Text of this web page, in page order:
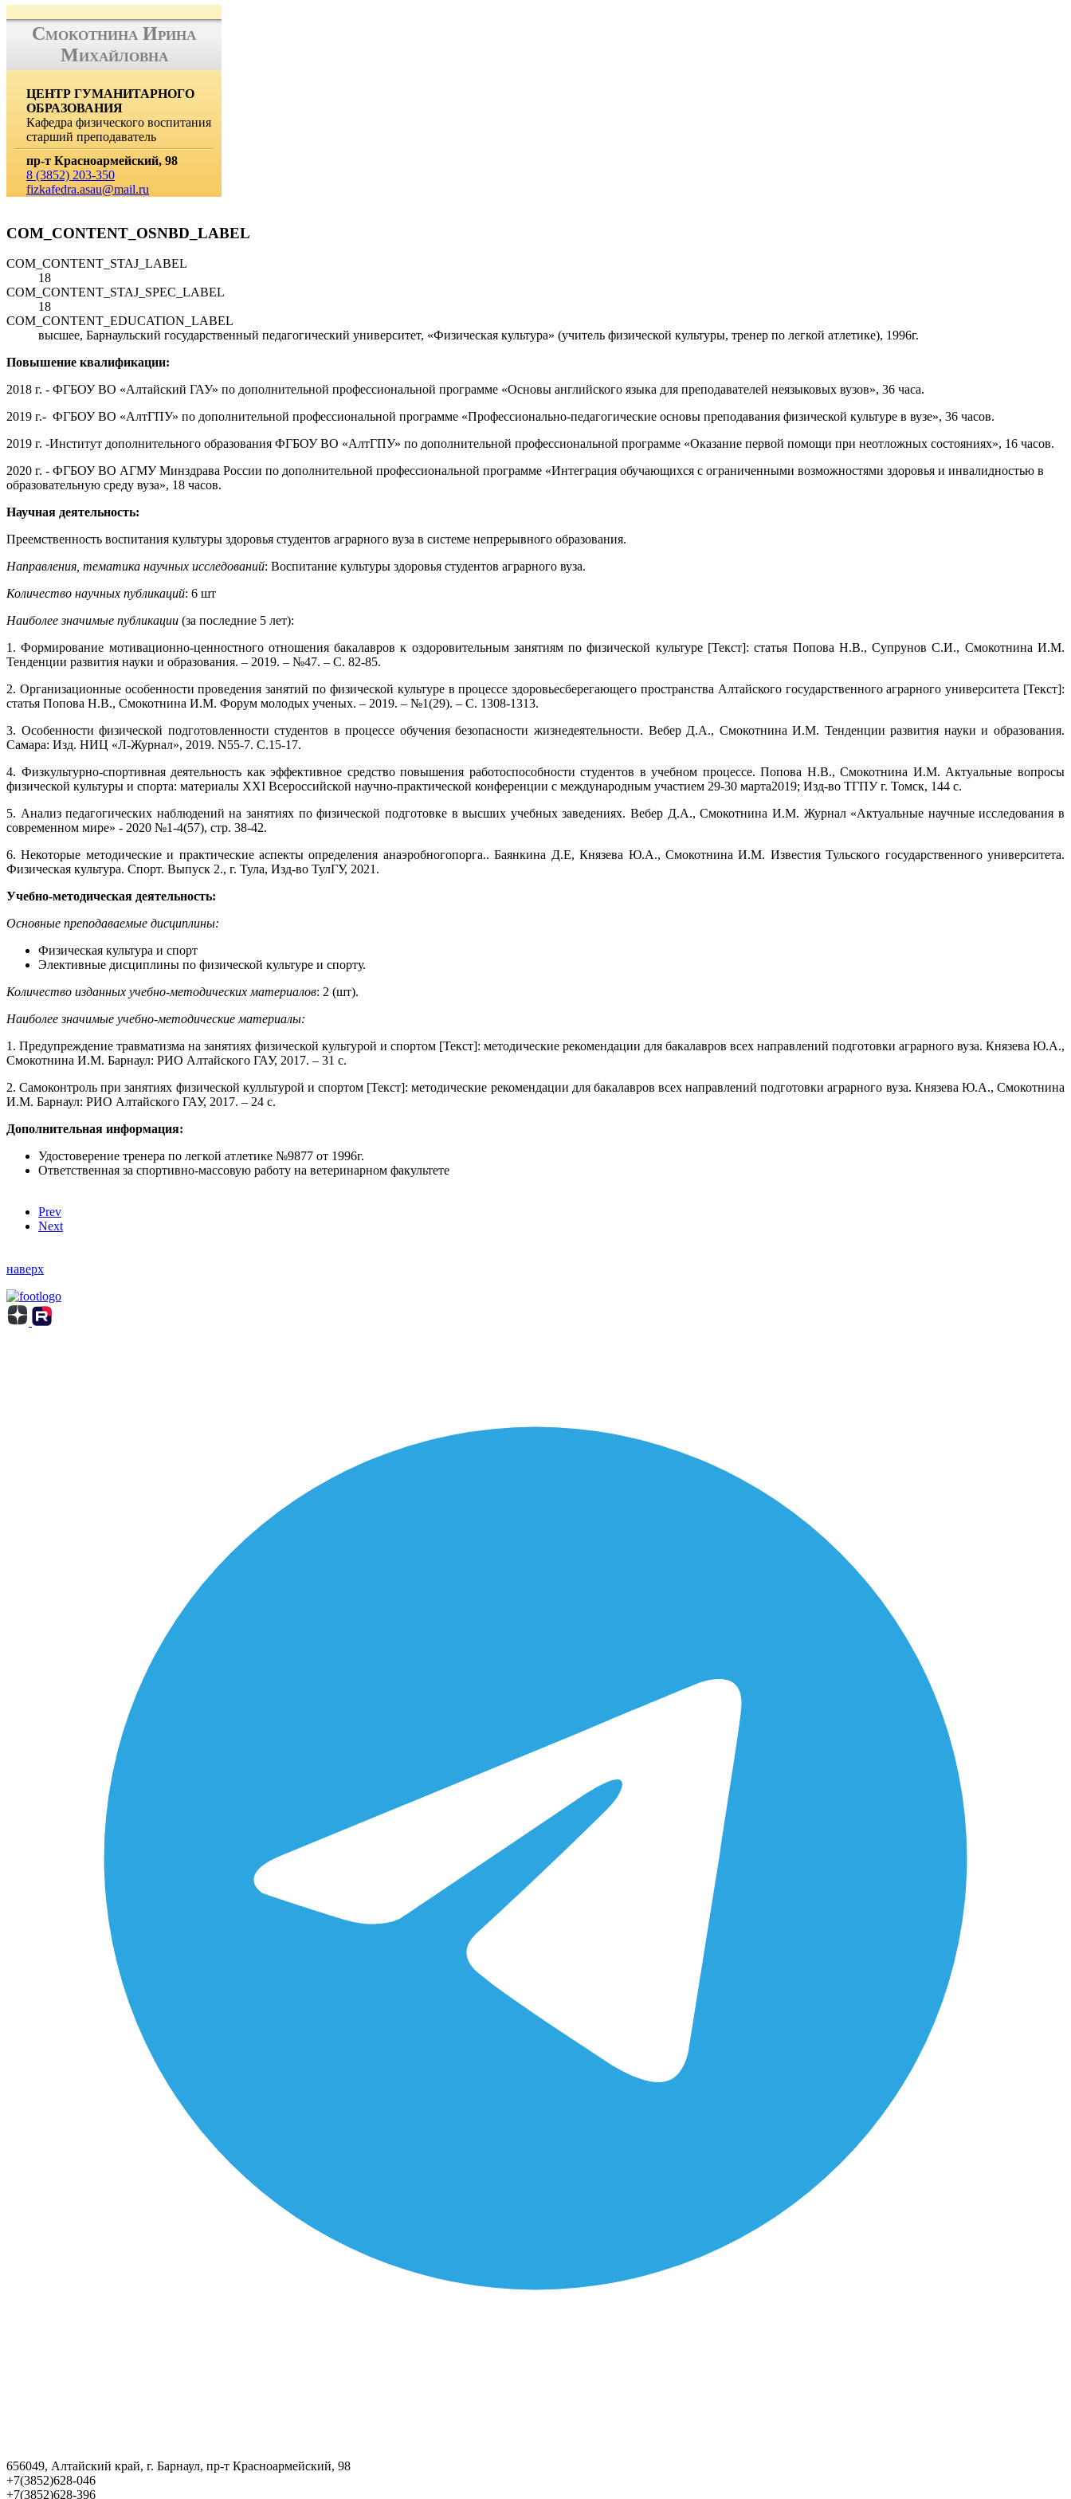
Смокотнина Ирина
Михайловна
ЦЕНТР ГУМАНИТАРНОГО
ОБРАЗОВАНИЯ
Кафедра физического воспитания
старший преподаватель
пр-т Красноармейский, 98
8 (3852) 203-350
fizkafedra.asau@mail.ru
COM_CONTENT_OSNBD_LABEL
COM_CONTENT_STAJ_LABEL
18
COM_CONTENT_STAJ_SPEC_LABEL
18
COM_CONTENT_EDUCATION_LABEL
высшее, Барнаульский государственный педагогический университет, «Физическая культура» (учитель физической культуры, тренер по легкой атлетике), 1996г.
Повышение квалификации:
2018 г. - ФГБОУ ВО «Алтайский ГАУ» по дополнительной профессиональной программе «Основы английского языка для преподавателей неязыковых вузов», 36 часа.
2019 г.- ФГБОУ ВО «АлтГПУ» по дополнительной профессиональной программе «Профессионально-педагогические основы преподавания физической культуре в вузе», 36 часов.
2019 г. -Институт дополнительного образования ФГБОУ ВО «АлтГПУ» по дополнительной профессиональной программе «Оказание первой помощи при неотложных состояниях», 16 часов.
2020 г. - ФГБОУ ВО АГМУ Минздрава России по дополнительной профессиональной программе «Интеграция обучающихся с ограниченными возможностями здоровья и инвалидностью в
образовательную среду вуза», 18 часов.
Научная деятельность:
Преемственность воспитания культуры здоровья студентов аграрного вуза в системе непрерывного образования.
Направления, тематика научных исследований: Воспитание культуры здоровья студентов аграрного вуза.
Количество научных публикаций: 6 шт
Наиболее значимые публикации (за последние 5 лет):
1. Формирование мотивационно-ценностного отношения бакалавров к оздоровительным занятиям по физической культуре [Текст]: статья Попова Н.В., Супрунов С.И., Смокотнина И.М.
Тенденции развития науки и образования. – 2019. – №47. – С. 82-85.
2. Организационные особенности проведения занятий по физической культуре в процессе здоровьесберегающего пространства Алтайского государственного аграрного университета [Текст]:
статья Попова Н.В., Смокотнина И.М. Форум молодых ученых. – 2019. – №1(29). – С. 1308-1313.
3. Особенности физической подготовленности студентов в процессе обучения безопасности жизнедеятельности. Вебер Д.А., Смокотнина И.М. Тенденции развития науки и образования.
Самара: Изд. НИЦ «Л-Журнал», 2019. N55-7. С.15-17.
4. Физкультурно-спортивная деятельность как эффективное средство повышения работоспособности студентов в учебном процессе. Попова Н.В., Смокотнина И.М. Актуальные вопросы
физической культуры и спорта: материалы XXI Всероссийской научно-практической конференции с международным участием 29-30 марта2019; Изд-во ТГПУ г. Томск, 144 с.
5. Анализ педагогических наблюдений на занятиях по физической подготовке в высших учебных заведениях. Вебер Д.А., Смокотнина И.М. Журнал «Актуальные научные исследования в
современном мире» - 2020 №1-4(57), стр. 38-42.
6. Некоторые методические и практические аспекты определения анаэробногопорга.. Баянкина Д.Е, Князева Ю.А., Смокотнина И.М. Известия Тульского государственного университета.
Физическая культура. Спорт. Выпуск 2., г. Тула, Изд-во ТулГУ, 2021.
Учебно-методическая деятельность:
Основные преподаваемые дисциплины:
Физическая культура и спорт
Элективные дисциплины по физической культуре и спорту.
Количество изданных учебно-методических материалов: 2 (шт).
Наиболее значимые учебно-методические материалы:
1. Предупреждение травматизма на занятиях физической культурой и спортом [Текст]: методические рекомендации для бакалавров всех направлений подготовки аграрного вуза. Князева Ю.А.,
Смокотнина И.М. Барнаул: РИО Алтайского ГАУ, 2017. – 31 с.
2. Самоконтроль при занятиях физической кулльтурой и спортом [Текст]: методические рекомендации для бакалавров всех направлений подготовки аграрного вуза. Князева Ю.А., Смокотнина
И.М. Барнаул: РИО Алтайского ГАУ, 2017. – 24 с.
Дополнительная информация:
Удостоверение тренера по легкой атлетике №9877 от 1996г.
Ответственная за спортивно-массовую работу на ветеринарном факультете
Prev
Next
наверх
656049, Алтайский край, г. Барнаул, пр-т Красноармейский, 98
+7(3852)628-046
+7(3852)628-396